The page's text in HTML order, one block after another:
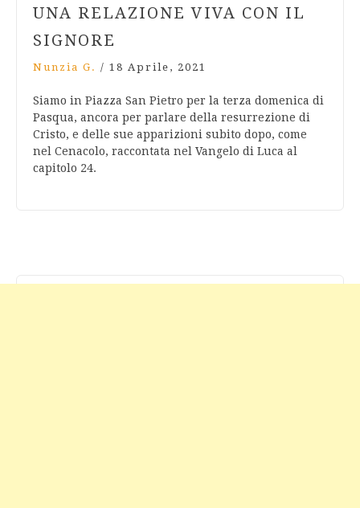
UNA RELAZIONE VIVA CON IL
SIGNORE
Nunzia G. / 18 Aprile, 2021
Siamo in Piazza San Pietro per la terza domenica di
Pasqua, ancora per parlare della resurrezione di
Cristo, e delle sue apparizioni subito dopo, come
nel Cenacolo, raccontata nel Vangelo di Luca al
capitolo 24.